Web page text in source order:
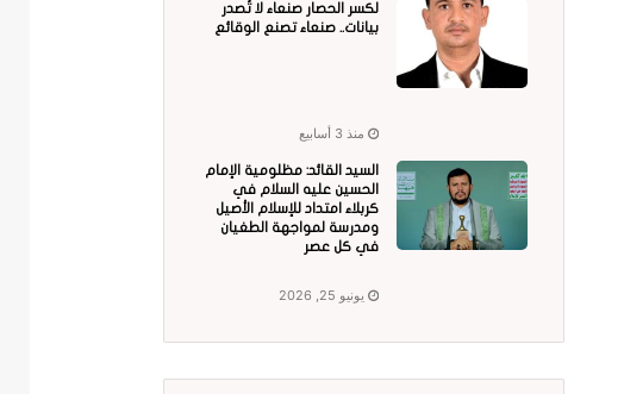
لكسر الحصار صنعاء لا تُصدر
بيانات.. صنعاء تصنع الوقائع
منذ 3 أسابيع
السيد القائد: مظلومية الإمام
الحسين عليه السلام في
كربلاء امتداد للإسلام الأصيل
ومدرسة لمواجهة الطغيان
في كل عصر
يونيو 25, 2026